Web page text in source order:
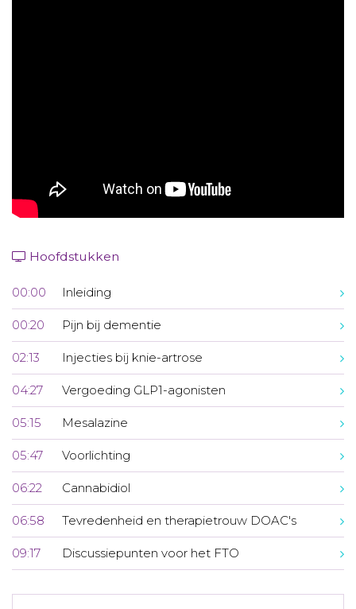
Hoofdstukken
00:00 Inleiding
00:20 Pijn bij dementie
02:13 Injecties bij knie-artrose
04:27 Vergoeding GLP1-agonisten
05:15 Mesalazine
05:47 Voorlichting
06:22 Cannabidiol
06:58 Tevredenheid en therapietrouw DOAC's
09:17 Discussiepunten voor het FTO